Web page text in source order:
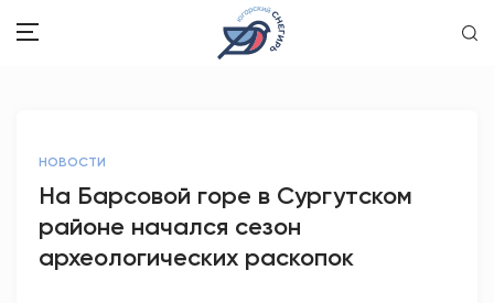
ОБРАЗОВАНИЕ
ПСИХОЛОГИЯ
НОВОСТИ
На Барсовой горе в Сургутском
районе начался сезон
археологических раскопок